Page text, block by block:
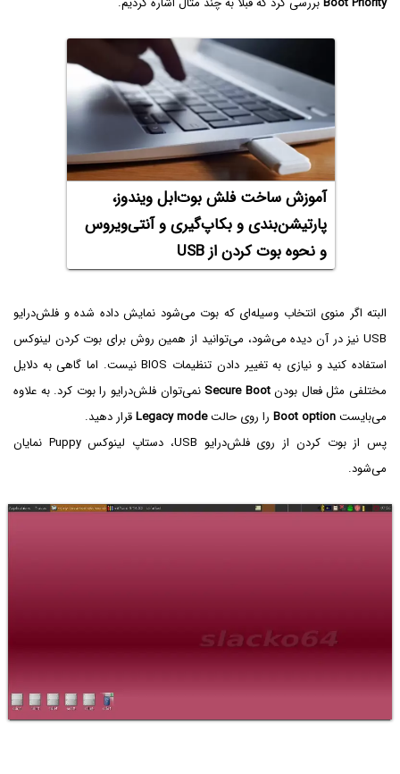
آموزش ساخت فلش بوت‌ابل ویندوز،
پارتیشن‌‌بندی و بکاپ‌گیری و آنتی‌ویروس
و نحوه بوت کردن از USB
البته اگر منوی انتخاب وسیله‌ای که بوت می‌شود نمایش داده شده و فلش‌درایو
USB نیز در آن دیده می‌شود، می‌توانید از همین روش برای بوت کردن لینوکس
استفاده کنید و نیازی به تغییر دادن تنظیمات BIOS نیست. اما گاهی به دلایل
مختلفی مثل فعال بودنSecure Boot نمی‌توان فلش‌درایو را بوت کرد. به علاوه
می‌بایستBoot option را روی حالتLegacy mode‌
قرار دهید.
پس از بوت کردن از روی فلش‌درایو USB، دستاپ لینوکس Puppy نمایان
می‌شود.